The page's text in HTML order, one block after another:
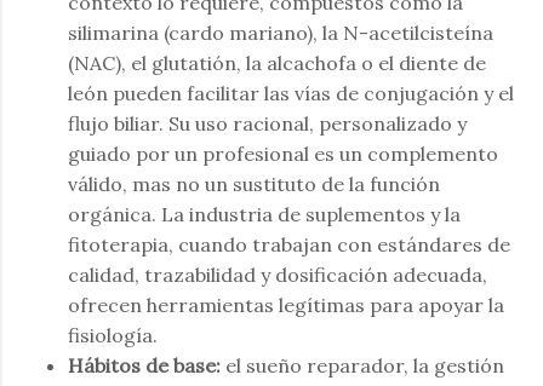
silimarina (cardo mariano), la N-acetilcisteína
(NAC), el glutatión, la alcachofa o el diente de
león pueden facilitar las vías de conjugación y el
flujo biliar. Su uso racional, personalizado y
guiado por un profesional es un complemento
válido, mas no un sustituto de la función
orgánica. La industria de suplementos y la
fitoterapia, cuando trabajan con estándares de
calidad, trazabilidad y dosificación adecuada,
ofrecen herramientas legítimas para apoyar la
fisiología.
Hábitos de base: el sueño reparador, la gestión